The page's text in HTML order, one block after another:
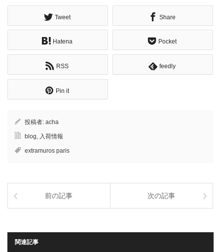
Tweet Share
Hatena Pocket
RSS feedly
Pin it
投稿者: acha
blog, 入荷情報
extramuros paris
前の記事 次の記事
関連記事